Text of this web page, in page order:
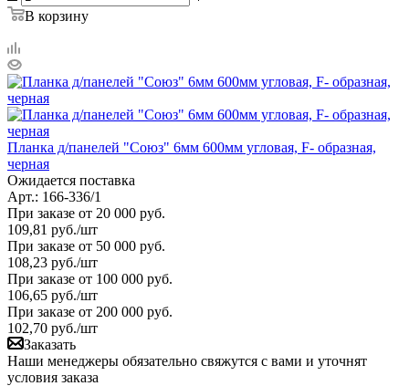
В корзину
Планка д/панелей "Союз" 6мм 600мм угловая, F- образная,
черная
Ожидается поставка
Арт.: 166-336/1
При заказе от 20 000 руб.
109,81 руб./шт
При заказе от 50 000 руб.
108,23 руб./шт
При заказе от 100 000 руб.
106,65 руб./шт
При заказе от 200 000 руб.
102,70 руб./шт
Заказать
Наши менеджеры обязательно свяжутся с вами и уточнят
условия заказа